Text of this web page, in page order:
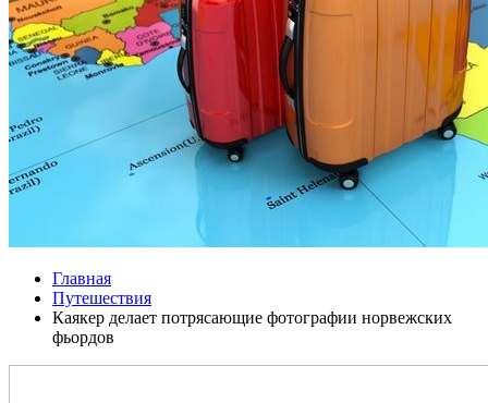
Главная
Путешествия
Каякер делает потрясающие фотографии норвежских
фьордов